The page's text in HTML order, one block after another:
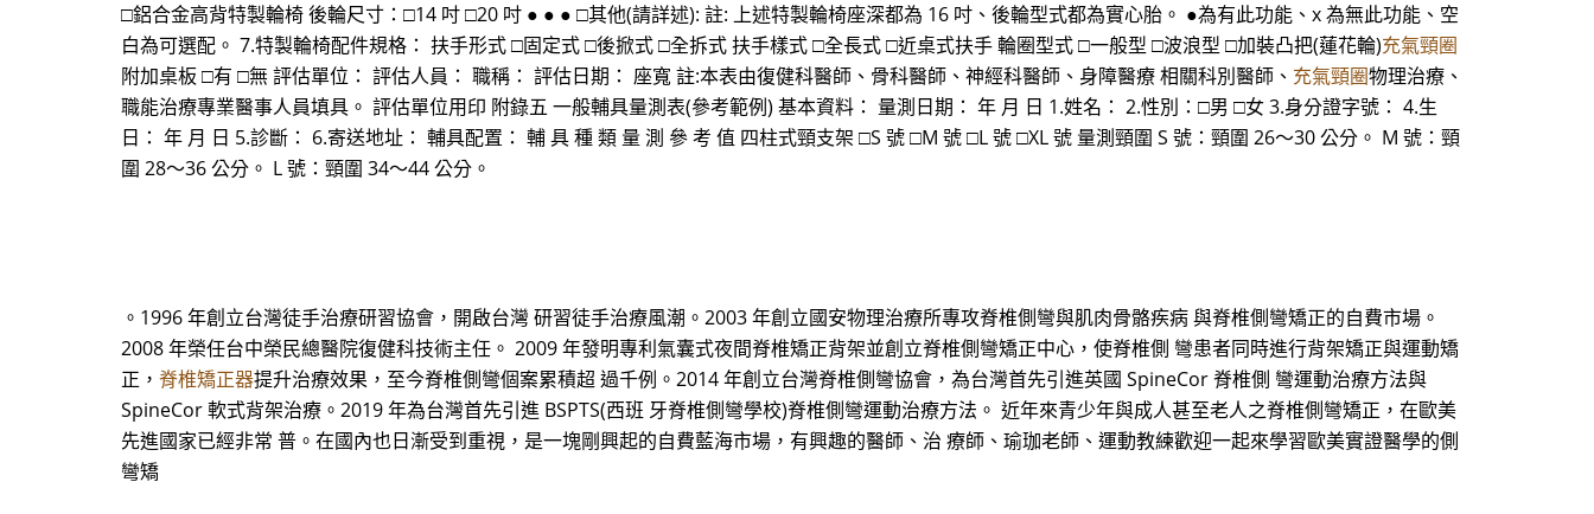
□鋁合金高背特製輪椅 後輪尺寸：□14 吋 □20 吋 ● ● ● □其他(請詳述): 註: 上述特製輪椅座深都為 16 吋、後輪型式都為實心胎。 ●為有此功能、x 為無此功能、空
白為可選配。 7.特製輪椅配件規格： 扶手形式 □固定式 □後掀式 □全拆式 扶手樣式 □全長式 □近桌式扶手 輪圈型式 □一般型 □波浪型 □加裝凸把(蓮花輪)充氣頸圈
附加桌板 □有 □無 評估單位： 評估人員： 職稱： 評估日期： 座寬 註:本表由復健科醫師、骨科醫師、神經科醫師、身障醫療 相關科別醫師、 充氣頸圈物理治療、
職能治療專業醫事人員填具。 評估單位用印 附錄五 一般輔具量測表(參考範例) 基本資料： 量測日期： 年 月 日 1.姓名： 2.性別：□男 □女 3.身分證字號： 4.生
日： 年 月 日 5.診斷： 6.寄送地址： 輔具配置： 輔 具 種 類 量 測 參 考 值 四柱式頸支架 □S 號 □M 號 □L 號 □XL 號 量測頸圍 S 號：頸圍 26～30 公分。 M 號：頸
圍 28～36 公分。 L 號：頸圍 34～44 公分。
。1996 年創立台灣徒手治療研習協會，開啟台灣 研習徒手治療風潮。2003 年創立國安物理治療所專攻脊椎側彎與肌肉骨骼疾病 與脊椎側彎矯正的自費市場。
2008 年榮任台中榮民總醫院復健科技術主任。 2009 年發明專利氣囊式夜間脊椎矯正背架並創立脊椎側彎矯正中心，使脊椎側 彎患者同時進行背架矯正與運動矯
正， 脊椎矯正器提升治療效果，至今脊椎側彎個案累積超 過千例。2014 年創立台灣脊椎側彎協會，為台灣首先引進英國 SpineCor 脊椎側 彎運動治療方法與
SpineCor 軟式背架治療。2019 年為台灣首先引進 BSPTS(西班 牙脊椎側彎學校)脊椎側彎運動治療方法。 近年來青少年與成人甚至老人之脊椎側彎矯正，在歐美
先進國家已經非常 普。在國內也日漸受到重視，是一塊剛興起的自費藍海市場，有興趣的醫師、治 療師、瑜珈老師、運動教練歡迎一起來學習歐美實證醫學的側
彎矯